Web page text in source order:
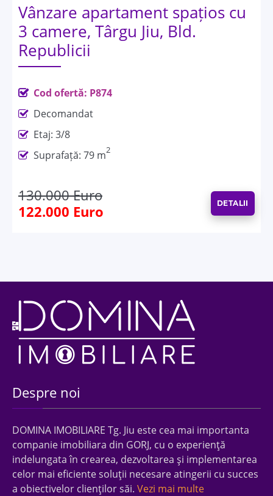
Vânzare apartament spațios cu
3 camere, Târgu Jiu, Bld.
Republicii
Cod ofertă: P874
Decomandat
Etaj: 3/8
Suprafață: 79 m2
130.000 Euro
122.000 Euro
DETALII
Despre noi
DOMINA IMOBILIARE Tg. Jiu este cea mai importanta
companie imobiliara din GORJ, cu o experienţă
indelungata în crearea, dezvoltarea şi implementarea
celor mai eficiente soluţii necesare atingerii cu succes
a obiectivelor clienţilor săi. Vezi mai multe